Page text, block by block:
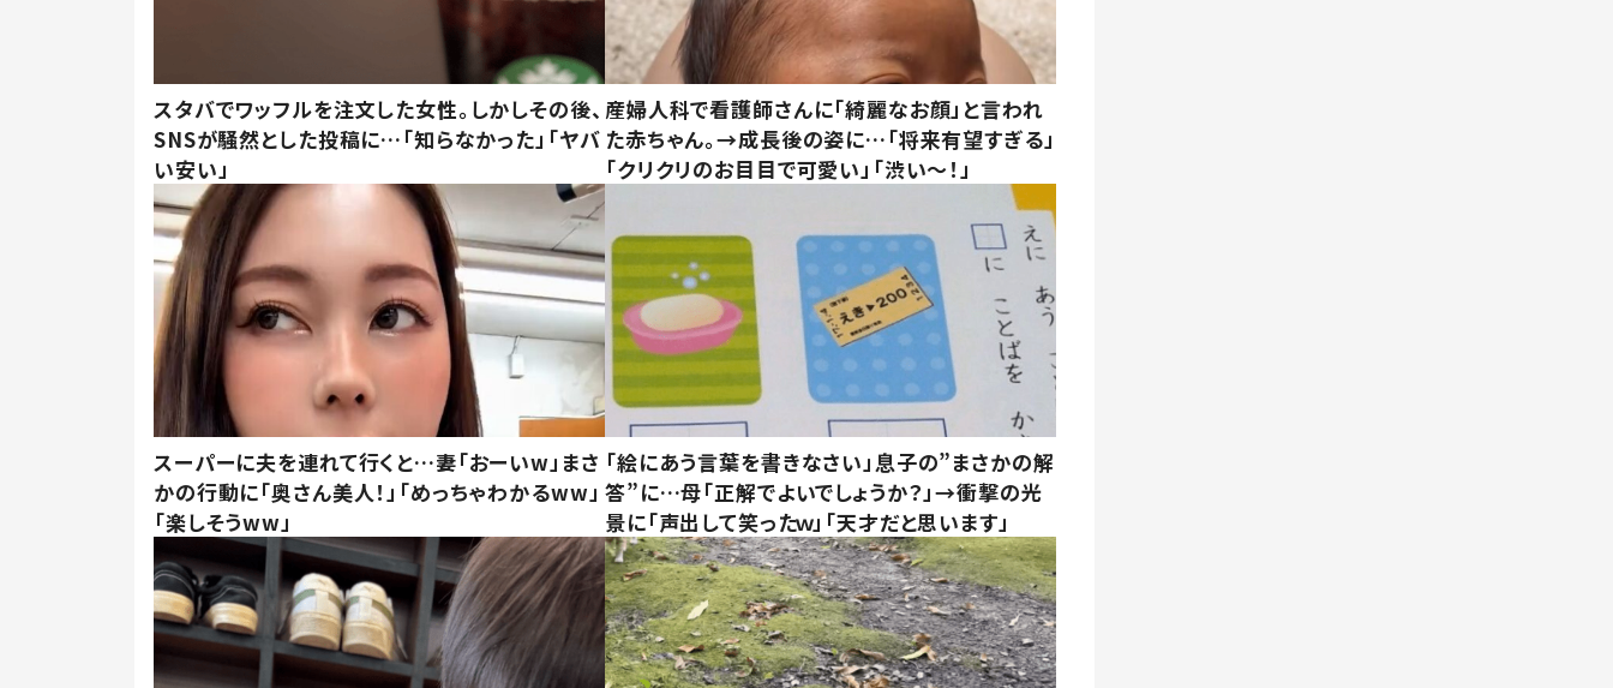
スタバでワッフルを注文した女性。しかしその後、
SNSが騒然とした投稿に…「知らなかった」「ヤバ
い安い」
産婦人科で看護師さんに「綺麗なお顔」と言われ
た赤ちゃん。→成長後の姿に…「将来有望すぎる」
「クリクリのお目目で可愛い」「渋い～！」
スーパーに夫を連れて行くと…妻「おーいw」まさ
かの行動に「奥さん美人！」「めっちゃわかるww」
「楽しそうww」
「絵にあう言葉を書きなさい」息子の”まさかの解
答”に…母「正解でよいでしょうか？」→衝撃の光
景に「声出して笑ったｗ」「天才だと思います」